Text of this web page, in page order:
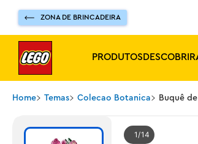
ZONA DE BRINCADEIRA
PRODUTOSDESCOBRIR
Home Temas Colecao Botanica Buquê
1 14